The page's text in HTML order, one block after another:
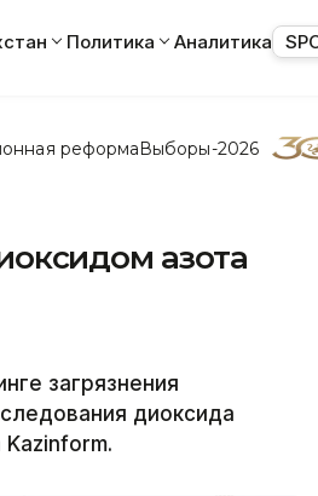
Политика Аналитика
реформаВыборы-2026
азота
загрязнения
диоксида